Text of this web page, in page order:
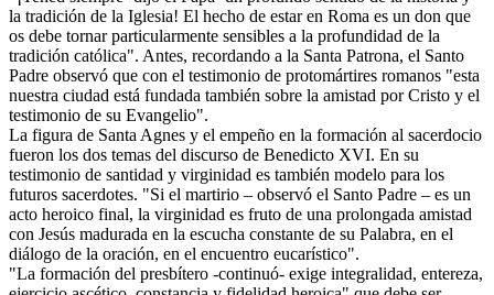
la tradición de la Iglesia! El hecho de estar en Roma es un don que
os debe tornar particularmente sensibles a la profundidad de la
tradición católica". Antes, recordando a la Santa Patrona, el Santo
Padre observó que con el testimonio de protomártires romanos "esta
nuestra ciudad está fundada también sobre la amistad por Cristo y el
testimonio de su Evangelio".
La figura de Santa Agnes y el empeño en la formación al sacerdocio
fueron los dos temas del discurso de Benedicto XVI. En su
testimonio de santidad y virginidad es también modelo para los
futuros sacerdotes. "Si el martirio – observó el Santo Padre – es un
acto heroico final, la virginidad es fruto de una prolongada amistad
con Jesús madurada en la escucha constante de su Palabra, en el
diálogo de la oración, en el encuentro eucarístico".
"La formación del presbítero -continuó- exige integralidad, entereza,